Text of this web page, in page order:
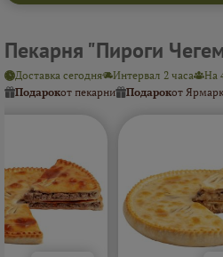
Пекарня "Пироги
Доставка сегодня Интервал 2 часа
На
Подарокот пекарни Подарокот